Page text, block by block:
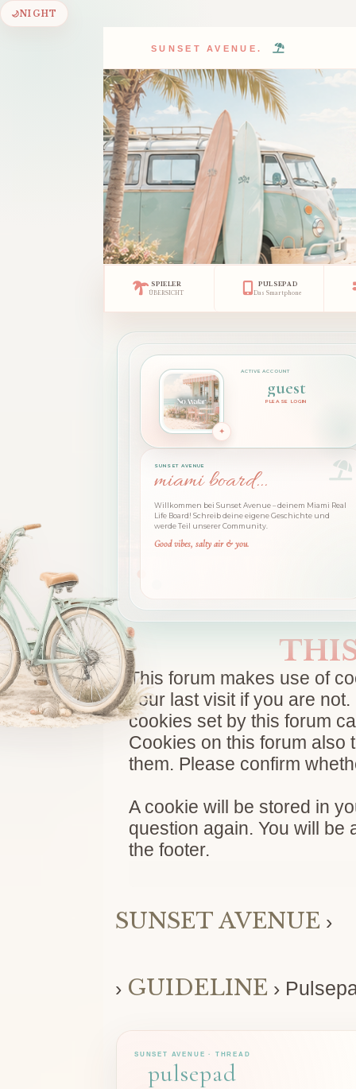
🌙NIGHT
SUNSET AVENUE.
SPIELER
ÜBERSICHT
PULSEPAD
Das Smartphone
guest
PLEASE LOGIN
SUNSET AVENUE
miami board...
Willkommen bei Sunset Avenue – deinem Miami Real
Life Board! Schreib deine eigene Geschichte und
werde Teil unserer Community.
Good vibes, salty air & you.
This forum makes use of
your last visit if you are
cookies set by this forum
Cookies on this forum also
them. Please confirm
A cookie will be stored in
question again. You will be
the footer.
SUNSET AVENUE ›
› GUIDELINE ›
SUNSET AVENUE · THREAD
pulsepad